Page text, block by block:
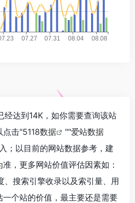
达到14K，如你需要查询该站
点击"5118数据 ""爱站数据
；以目前的网站数据参考，建
，更多网站价值评估因素如：
搜索引擎收录以及索引量、用
一个站的价值，最主要还是需要